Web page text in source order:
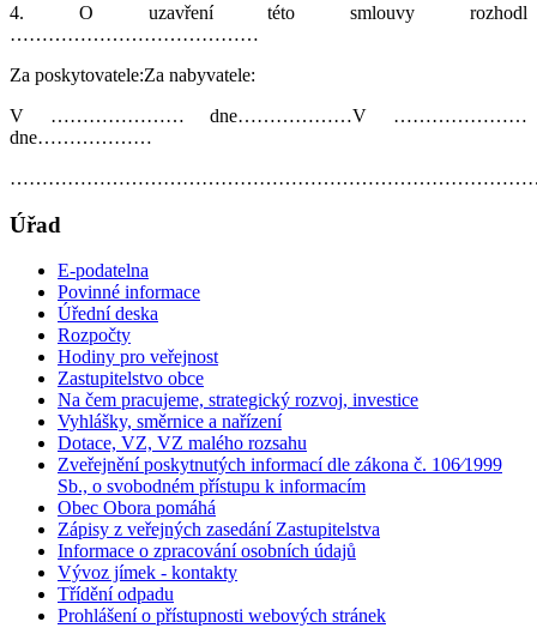
4. O uzavření této smlouvy rozhodl
…………………………………
Za poskytovatele:Za nabyvatele:
V ………………… dne………………V …………………
dne………………
Úřad
E-podatelna
Povinné informace
Úřední deska
Rozpočty
Hodiny pro veřejnost
Zastupitelstvo obce
Na čem pracujeme, strategický rozvoj, investice
Vyhlášky, směrnice a nařízení
Dotace, VZ, VZ malého rozsahu
Zveřejnění poskytnutých informací dle zákona č. 106⁄1999
Sb., o svobodném přístupu k informacím
Obec Obora pomáhá
Zápisy z veřejných zasedání Zastupitelstva
Informace o zpracování osobních údajů
Vývoz jímek - kontakty
Třídění odpadu
Prohlášení o přístupnosti webových stránek